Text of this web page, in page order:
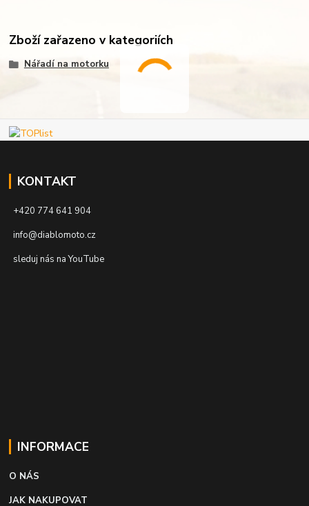
Zboží zařazeno v kategoriích
Nářadí na motorku
KONTAKT
+420 774 641 904
info@diablomoto.cz
sleduj nás na YouTube
INFORMACE
O NÁS
JAK NAKUPOVAT